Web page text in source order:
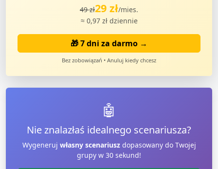
49 zł29 zł/mies.
≈ 0,97 zł dziennie
🎁 7 dni za darmo →
Bez zobowiązań • Anuluj kiedy chcesz
🤖
Nie znalazłaś idealnego scenariusza?
Wygeneruj własny scenariuszdopasowany do Twojej
grupy w 30 sekund!